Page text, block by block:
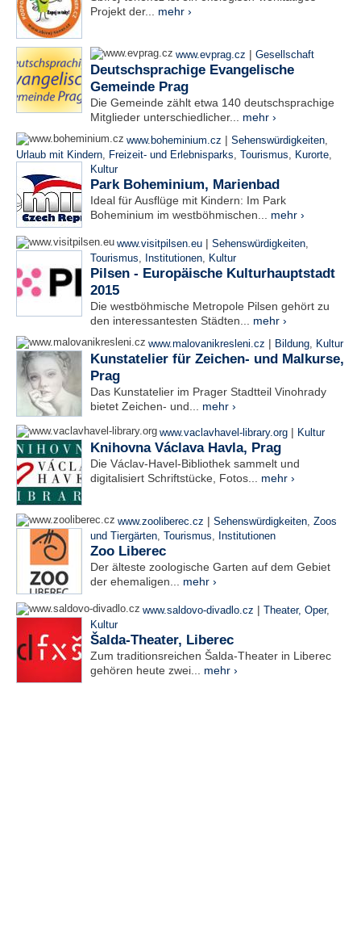
Projekt der... mehr ›
www.evprag.cz | Gesellschaft
Deutschsprachige Evangelische
Gemeinde Prag
Die Gemeinde zählt etwa 140 deutschsprachige
Mitglieder unterschiedlicher... mehr ›
www.boheminium.cz | Sehenswürdigkeiten,
Urlaub mit Kindern, Freizeit- und Erlebnisparks, Tourismus, Kurorte,
Kultur
Park Boheminium, Marienbad
Ideal für Ausflüge mit Kindern: Im Park
Boheminium im westböhmischen... mehr ›
www.visitpilsen.eu | Sehenswürdigkeiten,
Tourismus, Institutionen, Kultur
Pilsen - Europäische Kulturhauptstadt
2015
Die westböhmische Metropole Pilsen gehört zu
den interessantesten Städten... mehr ›
www.malovanikresleni.cz | Bildung, Kultur
Kunstatelier für Zeichen- und Malkurse,
Prag
Das Kunstatelier im Prager Stadtteil Vinohrady
bietet Zeichen- und... mehr ›
www.vaclavhavel-library.org | Kultur
Knihovna Václava Havla, Prag
Die Václav-Havel-Bibliothek sammelt und
digitalisiert Schriftstücke, Fotos... mehr ›
www.zooliberec.cz | Sehenswürdigkeiten, Zoos
und Tiergärten, Tourismus, Institutionen
Zoo Liberec
Der älteste zoologische Garten auf dem Gebiet
der ehemaligen... mehr ›
www.saldovo-divadlo.cz | Theater, Oper,
Kultur
Šalda-Theater, Liberec
Zum traditionsreichen Šalda-Theater in Liberec
gehören heute zwei... mehr ›